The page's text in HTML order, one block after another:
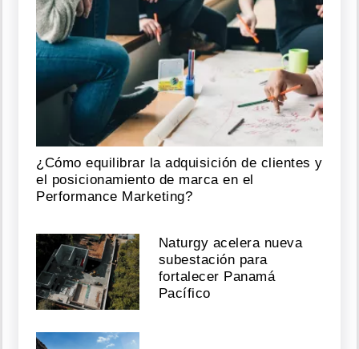
¿Cómo equilibrar la adquisición de clientes y
el posicionamiento de marca en el
Performance Marketing?
Naturgy acelera nueva
subestación para
fortalecer Panamá
Pacífico